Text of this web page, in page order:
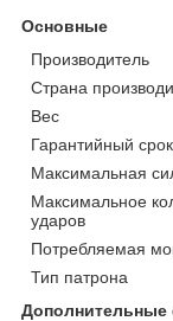
Основные
Производитель
Страна
Вес
Гарантийный срок
Максимальная
Максимальное
ударов
Потребляемая
Тип патрона
Дополнительные